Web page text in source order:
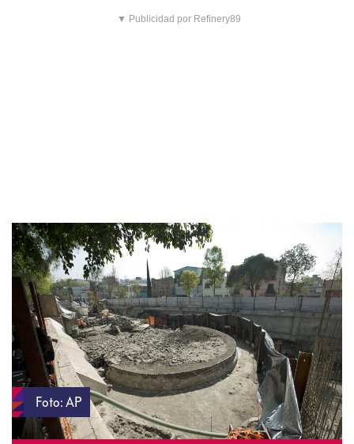
▼ Publicidad por Refinery89
Foto: AP